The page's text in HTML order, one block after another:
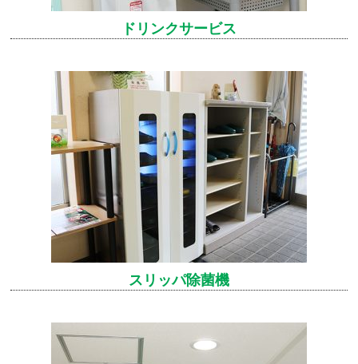
ドリンクサービス
スリッパ除菌機